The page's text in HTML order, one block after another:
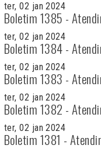
ter, 02 jan 2024
Boletim 1385 -
ter, 02 jan 2024
Boletim 1384 -
ter, 02 jan 2024
Boletim 1383 -
ter, 02 jan 2024
Boletim 1382 -
ter, 02 jan 2024
Boletim 1381 -